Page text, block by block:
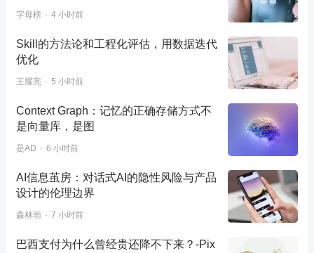
字母榜 4 小时前
Skill的方法论和工程化评估，用数据迭代
优化
王耀亮 5 小时前
Context Graph：记忆的正确存储方式不
是向量库，是图
是AD 6 小时前
AI信息茧房：对话式AI的隐性风险与产品
设计的伦理边界
森林雨 7 小时前
巴西支付为什么曾经贵还降不下来？-Pix